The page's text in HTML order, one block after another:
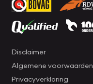
Disclaimer
Algemene voorwaarden
Privacyverklaring